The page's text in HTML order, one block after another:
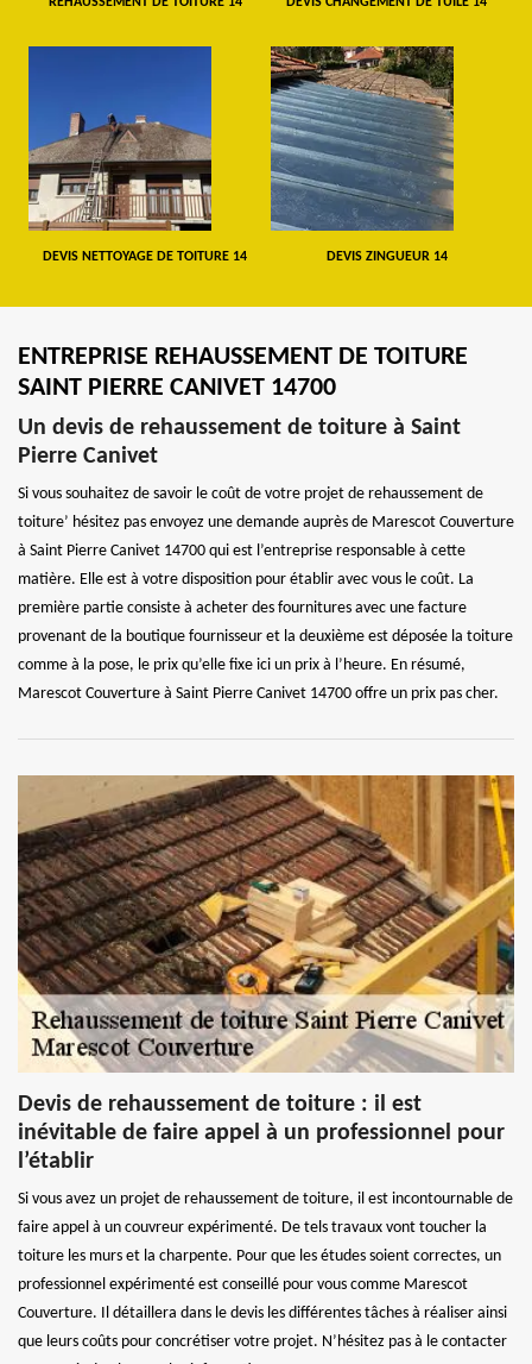
DEVIS NETTOYAGE DE TOITURE 14 DEVIS ZINGUEUR 14
ENTREPRISE REHAUSSEMENT DE TOITURE
SAINT PIERRE CANIVET 14700
Un devis de rehaussement de toiture à Saint
Pierre Canivet
Si vous souhaitez de savoir le coût de votre projet de rehaussement de
toiture’ hésitez pas envoyez une demande auprès de Marescot Couverture
à Saint Pierre Canivet 14700 qui est l’entreprise responsable à cette
matière. Elle est à votre disposition pour établir avec vous le coût. La
première partie consiste à acheter des fournitures avec une facture
provenant de la boutique fournisseur et la deuxième est déposée la toiture
comme à la pose, le prix qu’elle fixe ici un prix à l’heure. En résumé,
Marescot Couverture à Saint Pierre Canivet 14700 offre un prix pas cher.
Devis de rehaussement de toiture : il est
inévitable de faire appel à un professionnel pour
l’établir
Si vous avez un projet de rehaussement de toiture, il est incontournable de
faire appel à un couvreur expérimenté. De tels travaux vont toucher la
toiture les murs et la charpente. Pour que les études soient correctes, un
professionnel expérimenté est conseillé pour vous comme Marescot
Couverture. Il détaillera dans le devis les différentes tâches à réaliser ainsi
que leurs coûts pour concrétiser votre projet. N’hésitez pas à le contacter